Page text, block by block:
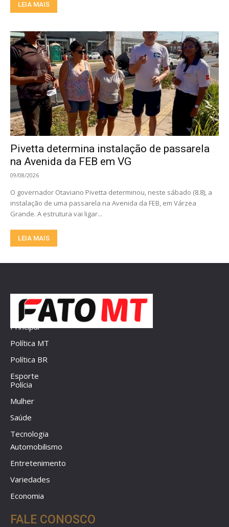
LEIA MAIS
Pivetta determina instalação de passarela
na Avenida da FEB em VG
09/08/2026
O governador Otaviano Pivetta determinou, neste sábado (8.8), a
instalação de uma passarela na Avenida da FEB, em Várzea
Grande. A estrutura vai ligar...
LEIA MAIS
Principal
Política MT
Política BR
Esporte
Polícia
Mulher
Saúde
Tecnologia
Automobilismo
Entretenimento
Variedades
Economia
FALE CONOSCO